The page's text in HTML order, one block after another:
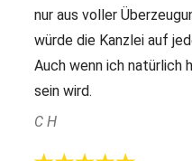
nur aus voller
würde die Kanzlei auf
Auch wenn ich natürlich
sein wird.
C H